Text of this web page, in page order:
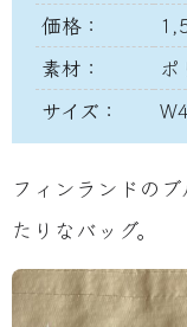
価格：
素材：
ポ
サイズ：
フィンランドの
たりなバッグ。